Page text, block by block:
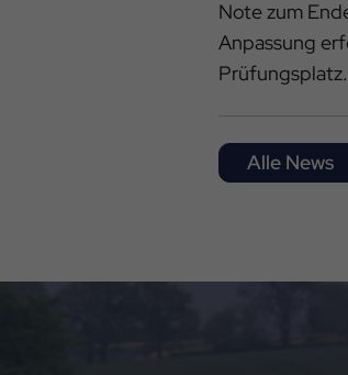
Note zum
Anpassung
Prüfungsplatz.
Alle News